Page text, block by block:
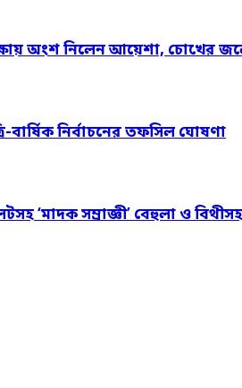
অংশ নিলেন আয়েশা, চোখের
বার্ষিক নির্বাচনের তফসিল ঘোষণা
‘মাদক সম্রাজ্ঞী’ বেহুলা ও